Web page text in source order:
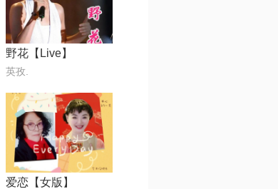
野花【Live】
英孜.
爱恋【女版】